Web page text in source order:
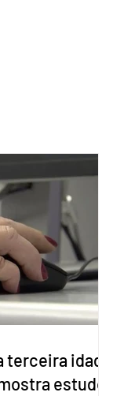
idade
estudo